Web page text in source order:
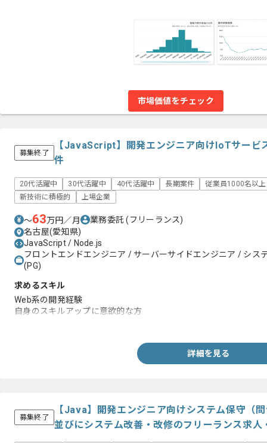
市場価値をチェック
募集終了
【JavaScript】開発エンジニア向けIoTサービ
件
20代活躍中 30代活躍中 40代活躍中 長期案件
従業員1000名以
新技術に積極的
上場企業
〜63万円／月 業務委託(フリーランス)
名古屋(愛知県)
JavaScript / Node.js
フロントエンドエンジニア / サーバーサイドエンジニア / シス
(PG)
求めるスキル
Web系の開発経験
自身のスキルアップに意欲的な方
詳細を見る
募集終了
【Java】開発エンジニア向けシステム保守（
並びにシステム改善・改修のフリーランス求人